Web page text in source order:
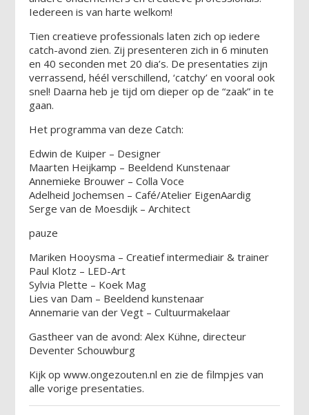
Iedereen is van harte welkom!
Tien creatieve professionals laten zich op iedere
catch-avond zien. Zij presenteren zich in 6 minuten
en 40 seconden met 20 dia’s. De presentaties zijn
verrassend, héél verschillend, ‘catchy’ en vooral ook
snel! Daarna heb je tijd om dieper op de “zaak” in te
gaan.
Het programma van deze Catch:
Edwin de Kuiper – Designer
Maarten Heijkamp – Beeldend Kunstenaar
Annemieke Brouwer – Colla Voce
Adelheid Jochemsen – Café/Atelier EigenAardig
Serge van de Moesdijk – Architect
pauze
Mariken Hooysma – Creatief intermediair & trainer
Paul Klotz – LED-Art
Sylvia Plette – Koek Mag
Lies van Dam – Beeldend kunstenaar
Annemarie van der Vegt – Cultuurmakelaar
Gastheer van de avond: Alex Kühne, directeur
Deventer Schouwburg
Kijk op www.ongezouten.nl en zie de filmpjes van
alle vorige presentaties.